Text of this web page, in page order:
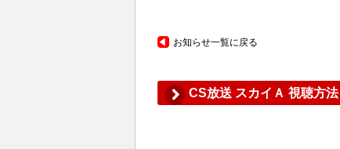
お知らせ一覧に戻る
CS放送 スカイＡ 視聴方法